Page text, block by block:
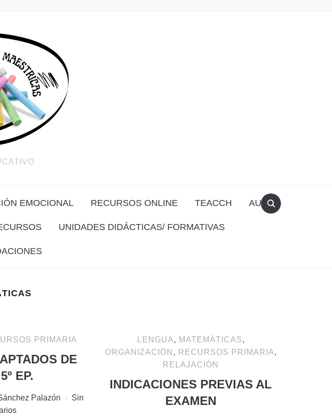
EMOCIONAL RECURSOS ONLINE TEACCH AULA
UNIDADES DIDÁCTICAS/ FORMATIVAS
PRIMARIA
DE
EP.
Palazón
Sin
LENGUA, MATEMÁTICAS,
ORGANIZACIÓN , RECURSOS PRIMARIA,
RELAJACIÓN
INDICACIONES PREVIAS AL
EXAMEN